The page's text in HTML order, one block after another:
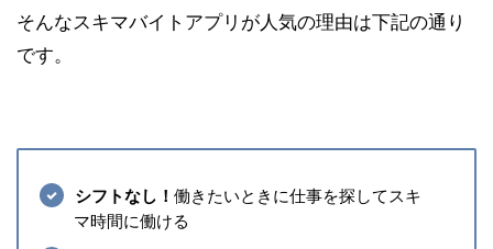
そんなスキマバイトアプリが人気の理由は下記の通り
です。
シフトなし！働きたいときに仕事を探してスキ
マ時間に働ける